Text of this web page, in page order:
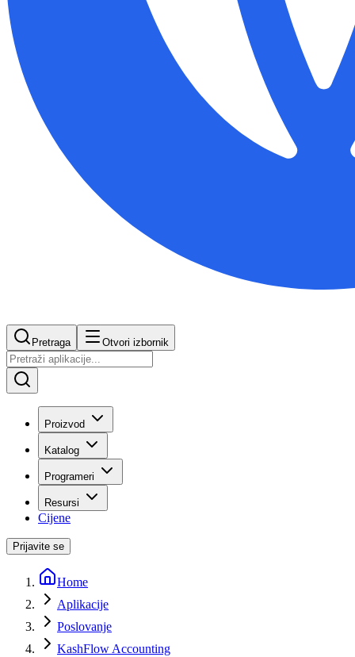
Pretraga Otvori izbornik
Proizvod
Katalog
Programeri
Resursi
Cijene
Prijavite se
Home
Aplikacije
Poslovanje
KashFlow Accounting